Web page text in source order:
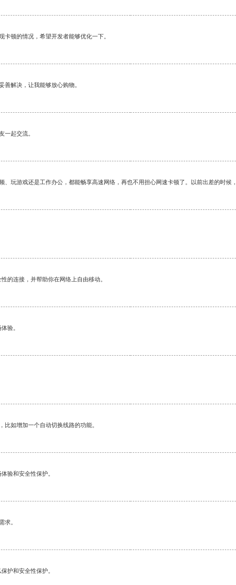
顿的情况，希望开发者能够优化一下。
解决，让我能够放心购物。
一起交流。
玩游戏还是工作办公，都能畅享高速网络，再也不用担心网速卡顿了。以前出差的时候
的连接，并帮助你在网络上自由移动。
验。
如增加一个自动切换线路的功能。
验和安全性保护。
求。
护和安全性保护。